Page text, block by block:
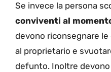
Se invece la persona
conviventi al
devono riconsegnare le
al proprietario e
defunto. Inoltre devono